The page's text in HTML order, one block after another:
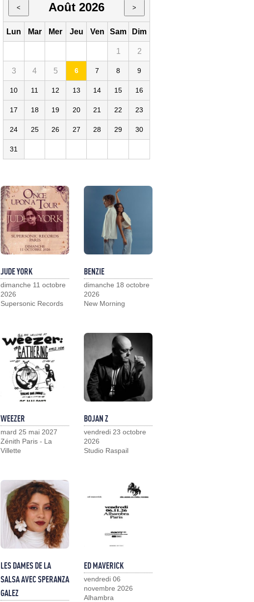
< Août 2026 >
Lun Mar Mer Jeu Ven Sam Dim
1 2
3 4 5 6 7 8 9
10 11 12 13 14 15 16
17 18 19 20 21 22 23
24 25 26 27 28 29 30
31
JUDE YORK
dimanche 11 octobre
2026
Supersonic Records
BENZIE
dimanche 18 octobre
2026
New Morning
WEEZER
mard 25 mai 2027
Zénith Paris - La
Villette
BOJAN Z
vendredi 23 octobre
2026
Studio Raspail
LES DAMES DE LA
SALSA AVEC SPERANZA
GALEZ
ED MAVERICK
vendredi 06
novembre 2026
Alhambra